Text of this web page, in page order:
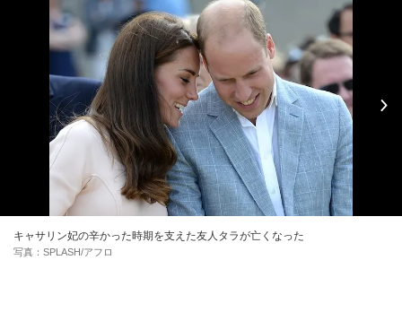
キャサリン妃の辛かった時期を支えた友人タラが亡くなった
写真：SPLASH/アフロ